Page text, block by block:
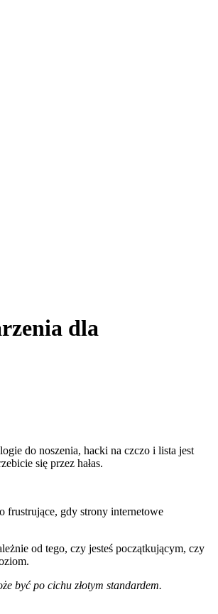
dla
do noszenia, hacki na czczo i lista jest
się przez hałas.
frustrujące, gdy strony internetowe
od tego, czy jesteś początkującym, czy
być po cichu złotym standardem.